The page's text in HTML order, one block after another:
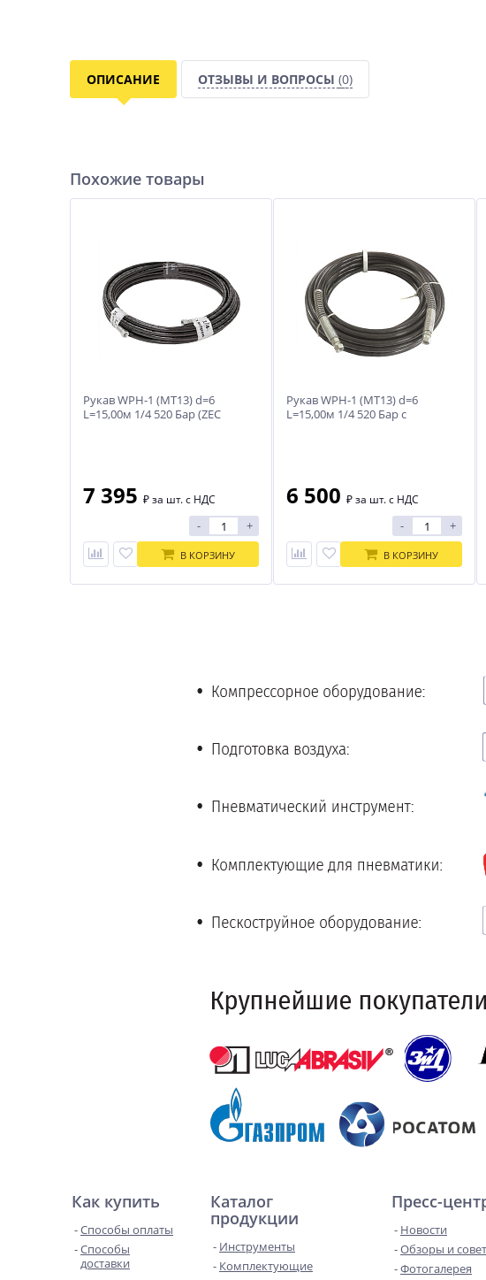
ОПИСАНИЕ ОТЗЫВЫ И ВОПРОСЫ (0)
Похожие товары
Рукав WPH-1 (МТ13) d=6
L=15,00м 1/4 520 Бар с
6 500 ₽за шт. с НДС
- +
В КОРЗИНУ
Рукав WPH-1 (МТ13) d=6
L=15,00м 1/4 520 Бар (ZEC
7 395 ₽за шт. с НДС
- +
В КОРЗИНУ
Как купить
Способы оплаты
Способы
доставки
Каталог
продукции
Инструменты
Комплектующие
Пресс-
Новости
Обзоры и
Фотогалерея